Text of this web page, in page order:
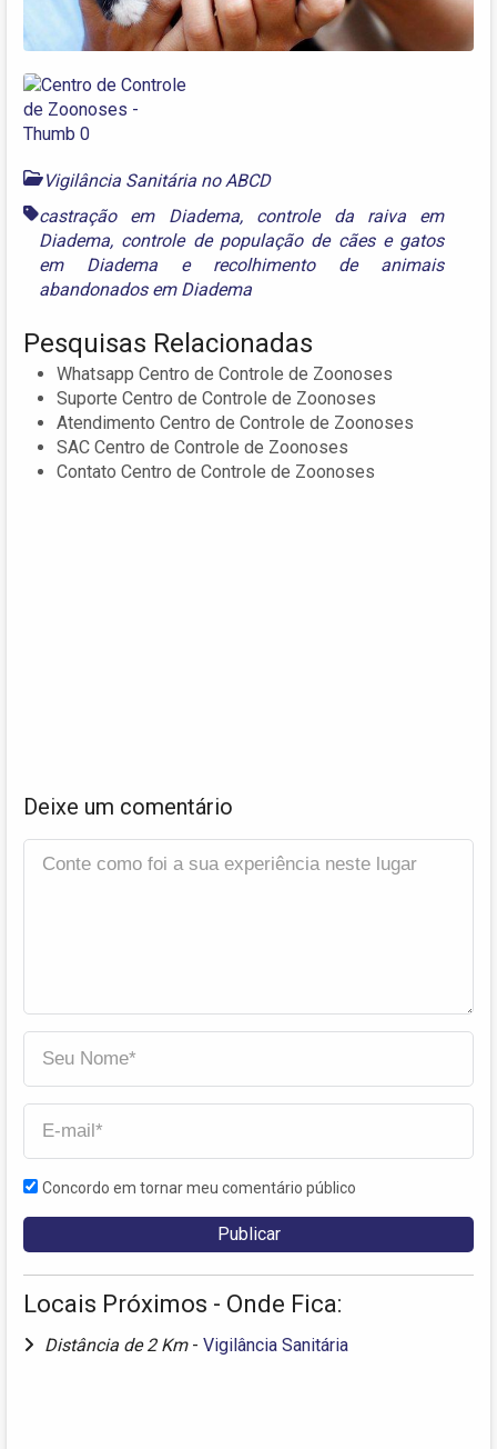
Vigilância Sanitária no ABCD
castração em Diadema, controle da raiva em
Diadema, controle de população de cães e gatos
em Diadema e recolhimento de animais
abandonados em Diadema
Pesquisas Relacionadas
Whatsapp Centro de Controle de Zoonoses
Suporte Centro de Controle de Zoonoses
Atendimento Centro de Controle de Zoonoses
SAC Centro de Controle de Zoonoses
Contato Centro de Controle de Zoonoses
Deixe um comentário
Concordo em tornar meu comentário público
Locais Próximos - Onde Fica:
Distância de 2 Km - Vigilância Sanitária